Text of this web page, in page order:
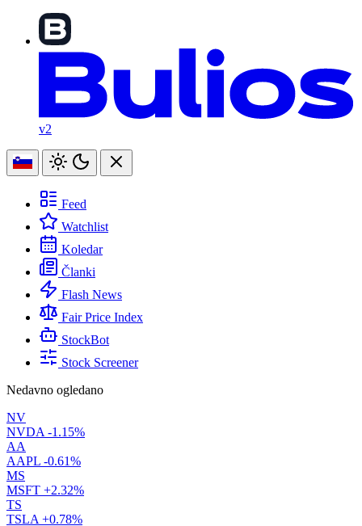
v2
Feed
Watchlist
Koledar
Članki
Flash News
Fair Price Index
StockBot
Stock Screener
Nedavno ogledano
NV
NVDA -1.15%
AA
AAPL -0.61%
MS
MSFT +2.32%
TS
TSLA +0.78%